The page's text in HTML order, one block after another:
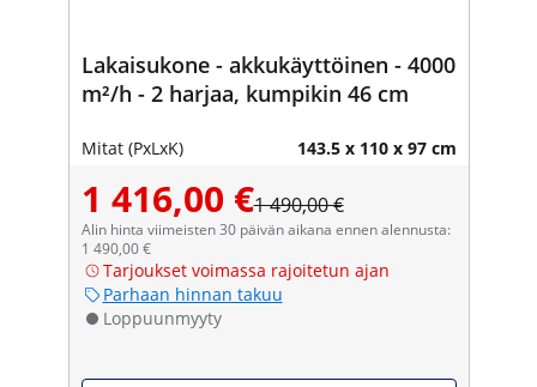
Lakaisukone - akkukäyttöinen - 4000
m²/h - 2 harjaa, kumpikin 46 cm
Mitat (PxLxK) 143.5 x 110 x 97 cm
1 416,00 €1 490,00 €
Alin hinta viimeisten 30 päivän aikana ennen alennusta:
1 490,00 €
Tarjoukset voimassa rajoitetun ajan
Parhaan hinnan takuu
Loppuunmyyty